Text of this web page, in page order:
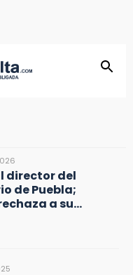
director del
de Puebla;
a su